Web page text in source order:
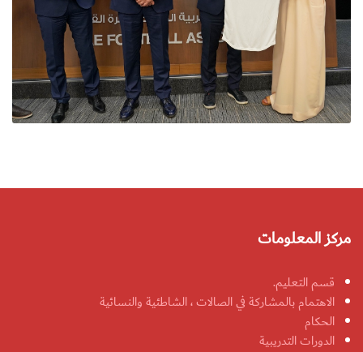
مركز المعلومات
قسم التعليم.
الاهتمام بالمشاركة في الصالات ، الشاطئية والنسائية
الحكام
الدورات التدريبية